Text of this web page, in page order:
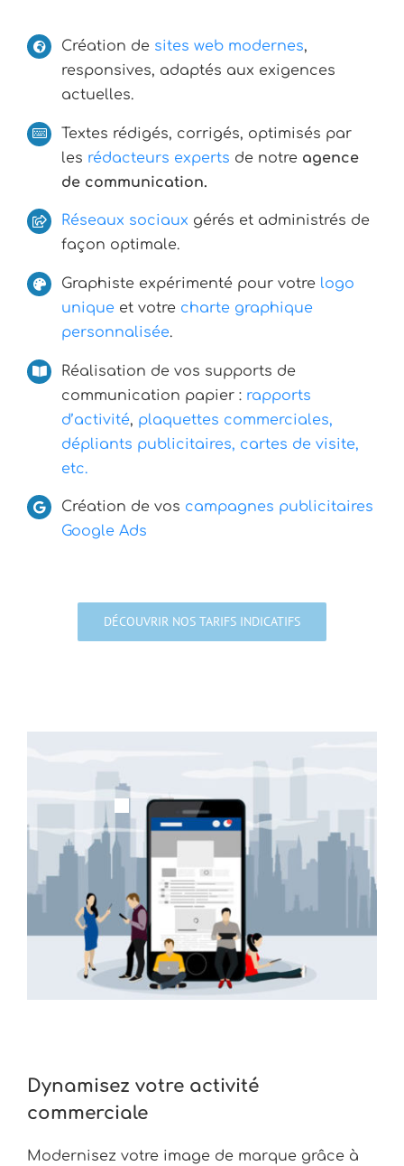
Création de sites web modernes,
responsives, adaptés aux exigences
actuelles.
Textes rédigés, corrigés, optimisés par
les rédacteurs experts de notre agence
de communication.
Réseaux sociaux gérés et administrés de
façon optimale.
Graphiste expérimenté pour votre logo
unique et votre charte graphique
personnalisée.
Réalisation de vos supports de
communication papier : rapports
d’activité, plaquettes commerciales,
dépliants publicitaires, cartes de visite,
etc.
Création de vos campagnes publicitaires
Google Ads
DÉCOUVRIR NOS TARIFS INDICATIFS
Dynamisez votre activité
commerciale
Modernisez votre image de marque grâce à